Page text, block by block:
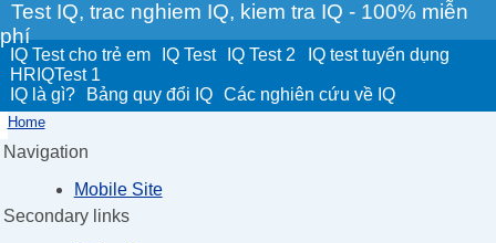
Test IQ, trac nghiem IQ, kiem tra IQ - 100% miễn
phí
IQ Test cho trẻ em IQ Test IQ Test 2
IQ test tuyển dụng
HRIQTest 1
IQ là gì?
Bảng quy đổi IQ Các nghiên cứu về IQ
Home
Navigation
Mobile Site
Secondary links